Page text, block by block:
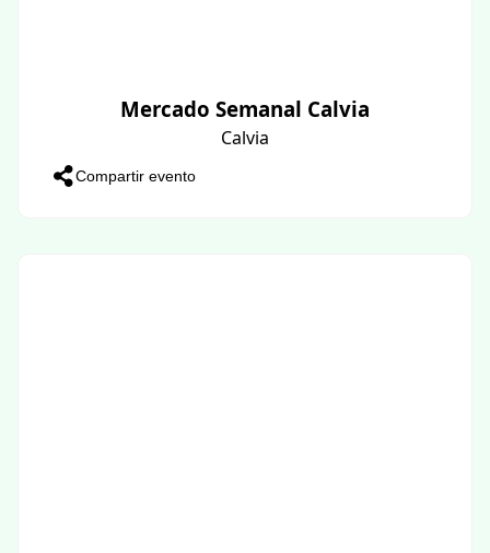
Mercado Semanal Calvia
Calvia
Compartir evento